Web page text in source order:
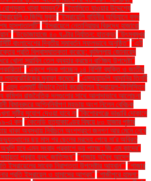
থাকা সম্ভব?" "ইতালিতে যাওয়ার উদ্দেশ্যে
৩ জিম্মি মুক্ত "ইসরায়েলি বাহিনীর অভিযানে বন্ধ
হাসপাতালটি" "ইসরায়েলে নেতানিয়াহুর বিরুদ্ধে হাজারো
"উড়োজাহাজে ৪০ ঘণ্টার নির্যাতন: হাতকড়া "উৎসবমুখর
বাংলাদেশের দ্বিতীয় সমাবর্তন সফলভাবে অনুষ্ঠিত" "এই
প্রতি বিশ্বাসঘাতকতা করেছে: কুমিল্লায় জোনায়েদ
খোলা সয়াবিন তেল ব্যবহার করছেন বাণিজ্য উপদেষ্টা"
"একুশে পদক পাচ্ছেন ১৪ বিশিষ্ট ব্যক্তি ও জাতীয়
ল্যাবরেটরিজের মুনাফা কমেছে" "এসঅ্যান্ডপি আদানির তিনটি
"এহুদ ওলমার্ট কীভাবে তৈরি করেছিলেন ইসরায়েল-ফিলিস্তিন
রাজনৈতিক দলগুলোর সাথে আলাদাভাবে আলোচনা
বিমানবন্দরে অগ্নিনির্বাপণ মহড়ায় অংশ নিলেন বেবিচক
সৃষ্টির সুযোগ দেওয়া যাবে না "কিশোরগঞ্জে ভাঙারি দোকানে
এ কল "কেনেডি হত্যাকাণ্ডের বিষয়ে ৮০ হাজার পৃষ্ঠার
থাকা অবস্থায় নির্বাচনে অংশগ্রহণ জনগণ আর মেনে নেবে
ছয় মাস পর ছেলের মরদেহ পেয়ে মা'র অবিরত
হবে এমন সংবাদ প্রকাশে ভয় পাচ্ছে: জি এম কাদের"
প্রবাহ বন্ধ: জাতিসংঘ" "গাজায় অবৈধ আদেশ
ইসরায়েলের সাবেক নিরাপত্তা উপদেষ্টার আহ্বান"' "গাজার
প্রতি ইসরায়েল ও হামাসের আগ্রহ" "গাজীপুরে হামলা: